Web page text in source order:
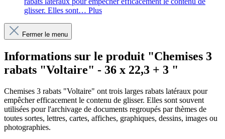
glisser. Elles sont… Plus
Fermer le menu
Informations sur le produit "Chemises 3
rabats "Voltaire" - 36 x 22,3 + 3 "
Chemises 3 rabats "Voltaire" ont trois larges rabats latéraux pour
empêcher efficacement le contenu de glisser. Elles sont souvent
utilisées pour l'archivage de documents regroupés par thèmes de
toutes sortes, lettres, cartes, affiches, graphiques, dessins, images ou
photographies.